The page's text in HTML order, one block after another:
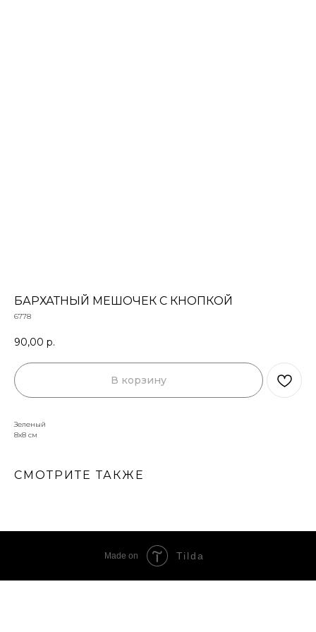
БАРХАТНЫЙ МЕШОЧЕК С КНОПКОЙ
6778
90,00 р.
В корзину
Зеленый
8х8 см
СМОТРИТЕ ТАКЖЕ
Made on Tilda